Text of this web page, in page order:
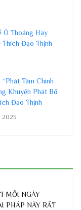
Ô Thoáng Hay
Đạo Thịnh
Tâm Chính
Khuyến Phát Bồ
Đạo Thịnh
2025
MỖI NGÀY
PHÁP NÀY RẤT